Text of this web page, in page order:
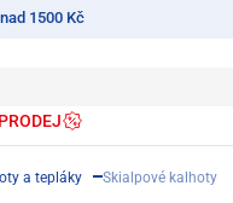
1500 Kč
a tepláky Skialpové kalhoty